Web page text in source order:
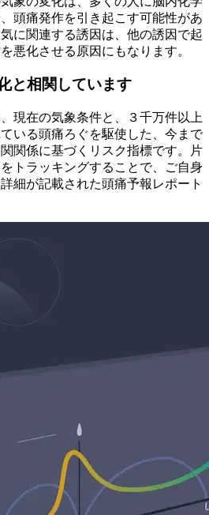
頭痛発作を引き起こす可能性があ
に関連する誘因は、他の誘因で起
悪化させる原因にもなります。
と相関しています
現在の気象条件と、３千万件以上
いる頭痛ろぐを駆使した、今まで
関係に基づくリスク指標です。片
トラッキングすることで、ご自身
細が記載された頭痛予報レポート